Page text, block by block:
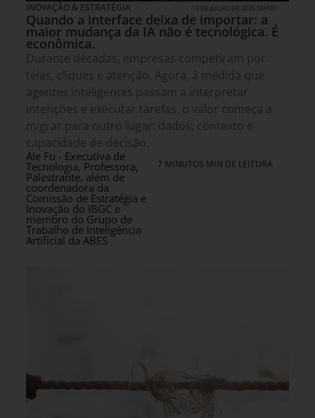
INOVAÇÃO & ESTRATÉGIA 13 DE JULHO DE 2026 08H00
Quando a interface deixa de importar: a
maior mudança da IA não é tecnológica. É
econômica.
Durante décadas, empresas competiram por
telas, cliques e atenção. Agora, à medida que
agentes inteligentes passam a interpretar
intenções e executar tarefas, o valor começa a
migrar para outro lugar: dados, contexto e
capacidade de decisão.
Ale Fu - Executiva de
Tecnologia, Professora,
Palestrante, além de
coordenadora da
Comissão de Estratégia e
Inovação do IBGC e
membro do Grupo de
Trabalho de Inteligência
Artificial da ABES
7 MINUTOS MIN DE LEITURA